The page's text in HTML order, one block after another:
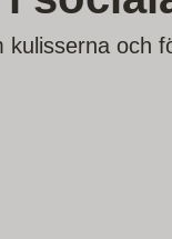
kulisserna och